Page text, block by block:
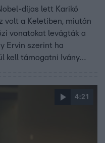
díjas lett Karikó
volt a Keletiben, miután
vonatokat levágták a
Ervin szerint ha
kell támogatni Ivány
Comáról? Ezek a hét4:21